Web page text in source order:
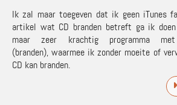
Ik zal maar toegeven dat ik geen iTunes
artikel wat CD branden betreft ga ik
maar zeer krachtig programma
(branden), waarmee ik zonder moeite of
CD kan branden.